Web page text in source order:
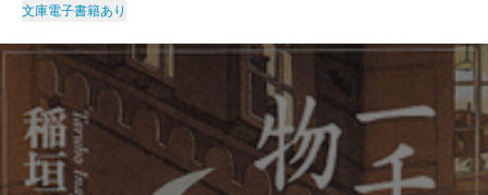
文庫電子書籍あり